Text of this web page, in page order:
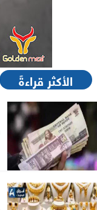
الأكثر قراءةً